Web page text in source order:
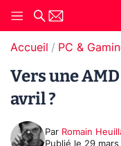
Accueil PC &
Vers une
avril ?
Par Romain